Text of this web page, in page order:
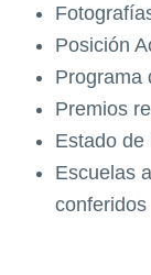
Posición
Programa
Premios
Estado de
Escuelas
conferidos